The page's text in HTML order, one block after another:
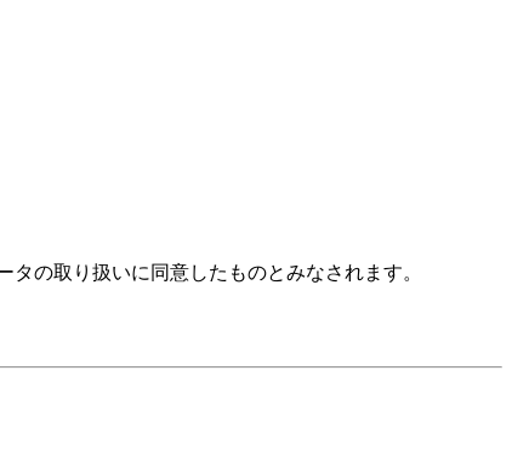
の取り扱いに同意したものとみなされます。